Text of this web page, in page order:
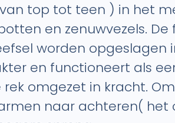
top tot teen ) in het
en zenuwvezels. De
worden opgeslagen
en functioneert als
omgezet in kracht.
naar achteren( het